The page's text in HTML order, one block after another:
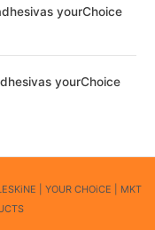
yourChoice
yourChoice
| YOUR CHOiCE | MKT